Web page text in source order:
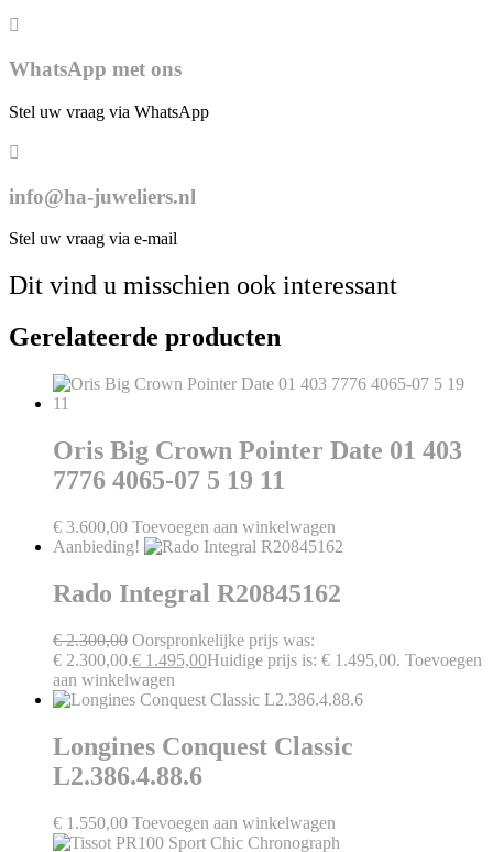
WhatsApp met ons
Stel uw vraag via WhatsApp
info@ha-juweliers.nl
Stel uw vraag via e-mail
Dit vind u misschien ook interessant
Gerelateerde producten
Oris Big Crown Pointer Date 01 403
7776 4065-07 5 19 11
€ 3.600,00 Toevoegen aan winkelwagen
Aanbieding!
Rado Integral R20845162
€2.300,00 Oorspronkelijke prijs was:
€ 2.300,00.€ 1.495,00Huidige prijs is: € 1.495,00. Toevoegen
aan winkelwagen
Longines Conquest Classic
L2.386.4.88.6
€ 1.550,00 Toevoegen aan winkelwagen